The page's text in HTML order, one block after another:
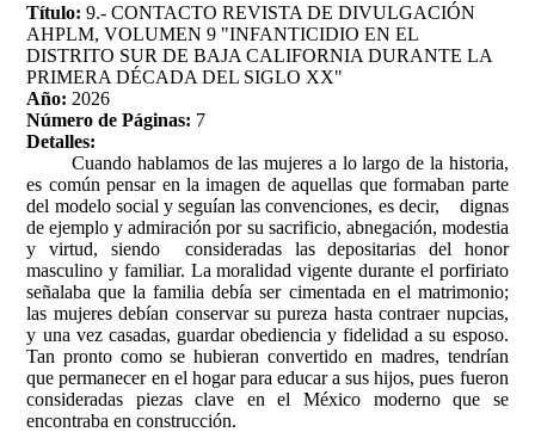
Título:9.- CONTACTO REVISTA DE DIVULGACIÓN
AHPLM, VOLUMEN 9 "INFANTICIDIO EN EL
DISTRITO SUR DE BAJA CALIFORNIA DURANTE LA
PRIMERA DÉCADA DEL SIGLO XX"
Año: 2026
Número de Páginas: 7
Detalles:
Cuando hablamos de las mujeres a lo largo de la historia,
es común pensar en la imagen de aquellas que formaban parte
del modelo social y seguían las convenciones, es decir, dignas
de ejemplo y admiración por su sacrificio, abnegación, modestia
y virtud, siendo consideradas las depositarias del honor
masculino y familiar. La moralidad vigente durante el porfiriato
señalaba que la familia debía ser cimentada en el matrimonio;
las mujeres debían conservar su pureza hasta contraer nupcias,
y una vez casadas, guardar obediencia y fidelidad a su esposo.
Tan pronto como se hubieran convertido en madres, tendrían
que permanecer en el hogar para educar a sus hijos, pues fueron
consideradas piezas clave en el México moderno que se
encontraba en construcción.